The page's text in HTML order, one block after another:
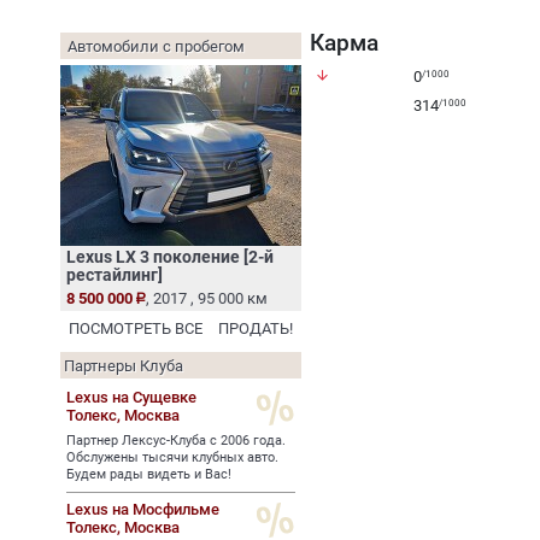
Автомобили с пробегом
Lexus LX 3 поколение [2-й
рестайлинг]
8 500 000
, 2017 , 95 000 км
ПОСМОТРЕТЬ ВСЕ
ПРОДАТЬ!
Партнеры Клуба
Lexus на Сущевке
Толекс, Москва
Партнер Лексус-Клуба с 2006 года.
Обслужены тысячи клубных авто.
Будем рады видеть и Вас!
Lexus на Мосфильме
Толекс, Москва
Карма
arrow_downward 0/1000
314/1000